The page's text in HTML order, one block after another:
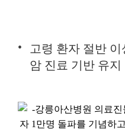
고령 환자 절반
암 진료 기반 유지